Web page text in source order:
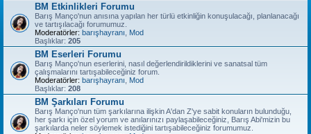
BM Etkinlikleri Forumu
Barış Manço'nun anısına yapılan her türlü etkinliğin konuşulacağı, planlanacağı
ve tartışılacağı forumumuz.
Moderatörler: barışhayranı
Mod
Başlıklar: 205
BM Eserleri Forumu
Barış Manço'nun eserlerini, nasıl değerlendirildiklerini ve sanatsal tüm
çalışmalarını tartışabileceğiniz forum.
Moderatörler: barışhayranı
Mod
Başlıklar: 208
BM Şarkıları Forumu
Barış Manço'nun tüm şarkılarına ilişkin A'dan Z'ye sabit konuların bulunduğu,
her şarkı için özel yorum ve anılarınızı paylaşabileceğiniz, Barış Abi'mizin bu
şarkılarda neler söylemek istediğini tartışabileceğiniz forumumuz.